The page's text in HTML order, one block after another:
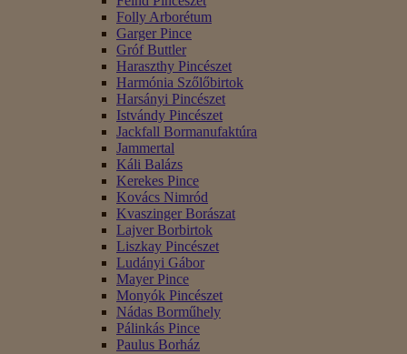
Folly Arborétum
Garger Pince
Gróf Buttler
Haraszthy Pincészet
Harmónia Szőlőbirtok
Harsányi Pincészet
Istvándy Pincészet
Jackfall Bormanufaktúra
Jammertal
Káli Balázs
Kerekes Pince
Kovács Nimród
Kvaszinger Borászat
Lajver Borbirtok
Liszkay Pincészet
Ludányi Gábor
Mayer Pince
Monyók Pincészet
Nádas Borműhely
Pálinkás Pince
Paulus Borház